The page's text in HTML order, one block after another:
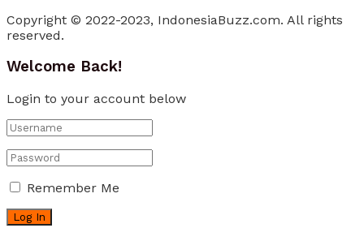
Copyright © 2022-2023, IndonesiaBuzz.com. All rights
reserved.
Welcome Back!
Login to your account below
Remember Me